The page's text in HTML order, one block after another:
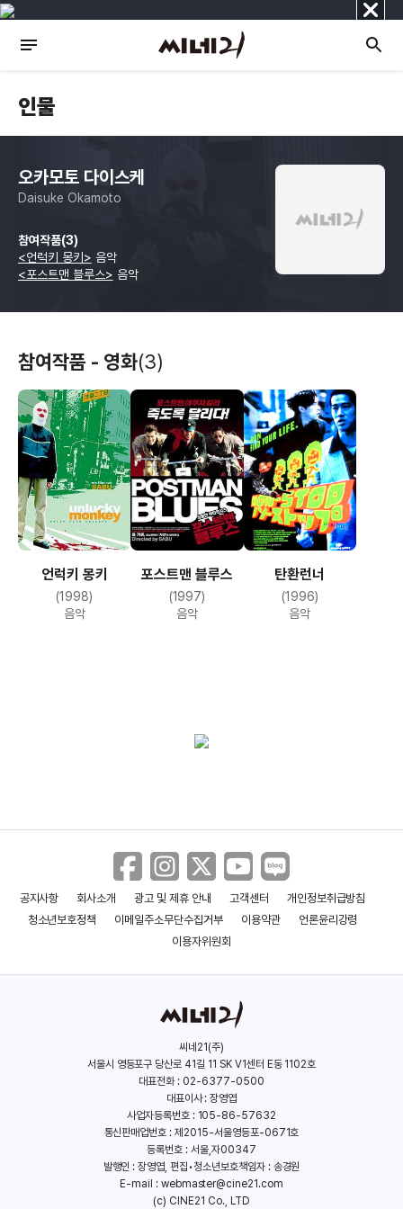
닫
기
인물
오카모토 다이스케
Daisuke Okamoto
참여작품(3)
<언럭키 몽키> 음악
<포스트맨 블루스> 음악
참여작품 - 영화(3)
언럭키 몽키
(1998)
음악
포스트맨 블루스
(1997)
음악
탄환런너
(1996)
음악
공지사항 회사소개 광고 및 제휴 안내 고객센터
개인정보취급방침
청소년보호정책
이메일주소무단수집거부 이용약관
언론윤리강령
이용자위원회
씨네21(주)
서울시 영등포구 당산로 41길 11 SK V1센터 E동 1102호
대표전화 : 02-6377-0500
대표이사 : 장영엽
사업자등록번호 : 105-86-57632
통신판매업번호 : 제2015-서울영등포-0671호
등록번호 : 서울,자00347
발행인 : 장영엽, 편집•청소년보호책임자 : 송경원
E-mail : webmaster@cine21.com
(c) CINE21 Co., LTD